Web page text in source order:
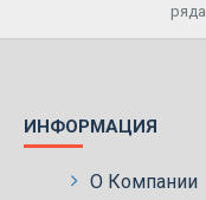
ряда
ИНФОРМАЦИЯ
О Компании